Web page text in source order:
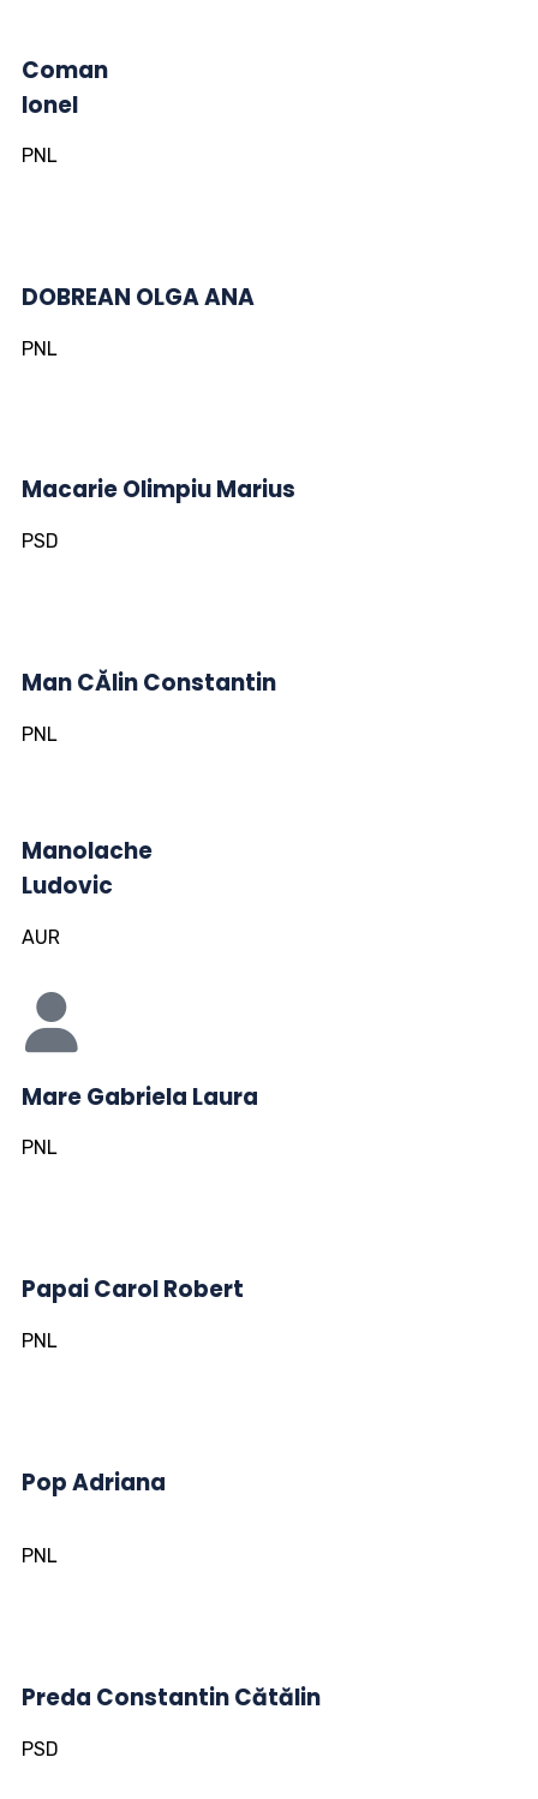
Coman
Ionel
PNL
DOBREAN OLGA ANA
PNL
Macarie Olimpiu Marius
PSD
Man CĂlin Constantin
PNL
Manolache
Ludovic
AUR
Mare Gabriela Laura
PNL
Papai Carol Robert
PNL
Pop Adriana
PNL
Preda Constantin Cătălin
PSD